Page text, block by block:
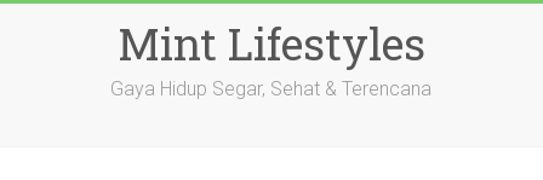
Mint Lifestyles
Gaya Hidup Segar, Sehat & Terencana